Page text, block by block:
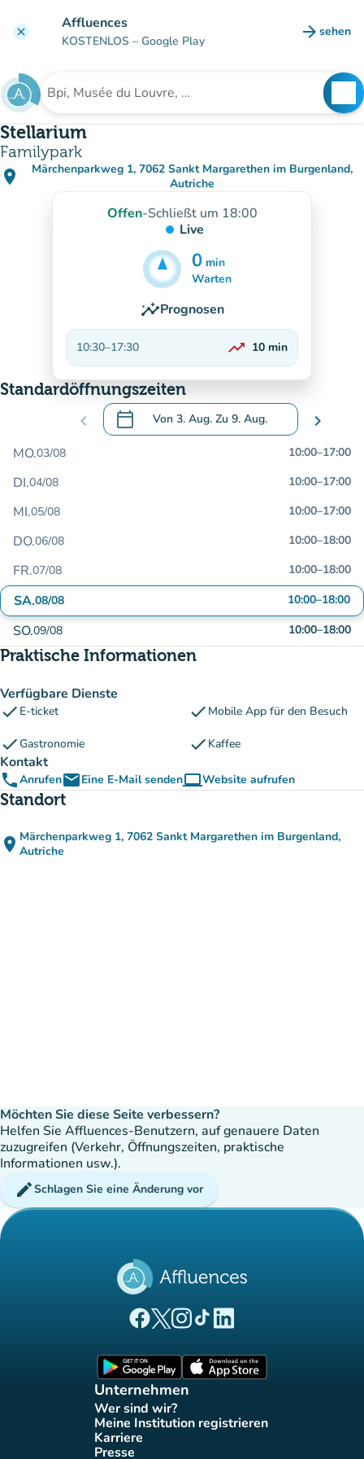
clear Affluences
KOSTENLOS – Google Play arrow_forward sehen
(new
Suche nach einer Einrichtung
Stellarium
Familypark
place
Märchenparkweg 1, 7062 Sankt Margarethen im Burgenland,
Autriche
(in Google Maps öffnen)
(new tab)
Offen-Schließt um 18:00
Live
0 min
5min
Warten
insightsPrognosen
10:30–17:30 trending_up
Auf dem Vormarsch
10 min
Standardöffnungszeiten
chevron_left calendar_today Von 3. Aug. Zu 9. Aug.
.Öffnen Sie den Kalender, um Daten zu
chevron_right
MO.03/08 10:00–17:00
DI.04/08 10:00–17:00
MI.05/08 10:00–17:00
DO.06/08 10:00–18:00
FR.07/08 10:00–18:00
SA.08/08 10:00–18:00
SO.09/08 10:00–18:00
Praktische Informationen
Verfügbare Dienste
check E-ticket check Mobile App für den Besuch
checkGastronomie check Kaffee
Kontakt
phoneAnrufenemailEine E-Mail sendencomputerWebsite aufrufen
(new tab)
Standort
place Märchenparkweg 1, 7062 Sankt Margarethen im Burgenland,
Autriche
Möchten Sie diese Seite verbessern?
Helfen Sie Affluences-Benutzern, auf genauere Daten
zuzugreifen (Verkehr, Öffnungszeiten, praktische
Informationen usw.).
editSchlagen Sie eine Änderung vor
(new tab)
(new tab)
(new tab)(new tab)
(new tab)
Unternehmen
Wer sind wir?
(new tab)
Meine Institution registrieren
(new tab)
Karriere(new tab)
Presse